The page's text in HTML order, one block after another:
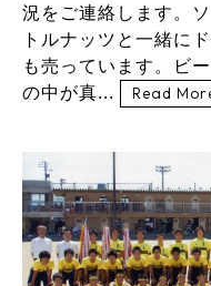
況をご連絡します。
トルナッツと一緒に
も売っています。ビ
の中が真...
Read